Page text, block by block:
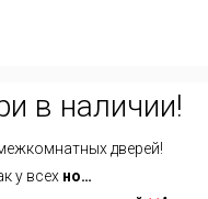
в наличии!
дверей!
у всех но…